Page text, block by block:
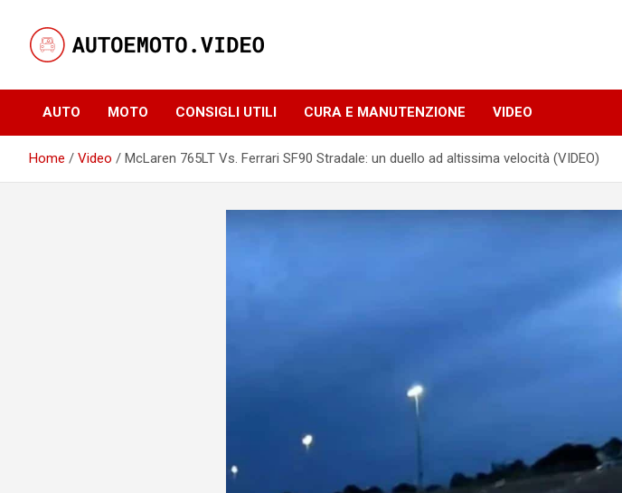
content
AutoeMoto.Video
AUTO MOTO CONSIGLI UTILI CURA E MANUTENZIONE VIDEO
Home Video McLaren 765LT Vs. Ferrari SF90 Stradale: un duello ad altissima velocità (VIDEO)